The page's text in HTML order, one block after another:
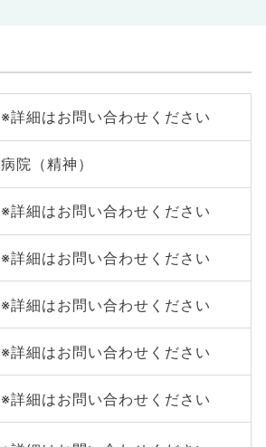
※詳細はお問い合わせください
病院（精神）
※詳細はお問い合わせください
※詳細はお問い合わせください
※詳細はお問い合わせください
※詳細はお問い合わせください
※詳細はお問い合わせください